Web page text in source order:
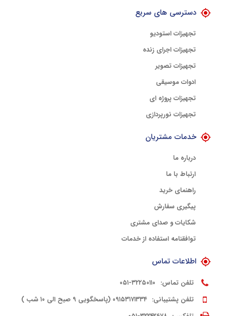
دسترسی های سریع
تجهیزات استودیو
تجهیزات اجرای زنده
تجهیزات تصویر
ادوات موسیقی
تجهیزات پروژه ای
تجهیزات نورپردازی
خدمات مشتریان
درباره ما
ارتباط با ما
راهنمای خرید
پیگیری سفارش
شکایات و صدای مشتری
توافقنامه استفاده از خدمات
اطلاعات تماس
تلفن تماس: ۳۲۲۵۰۱۱۰-۰۵۱
تلفن پشتیبانی: ۰۹۱۵۳۱۷۱۳۳۴ (پاسخگویی ۹ صبح الی ۱۰ شب )